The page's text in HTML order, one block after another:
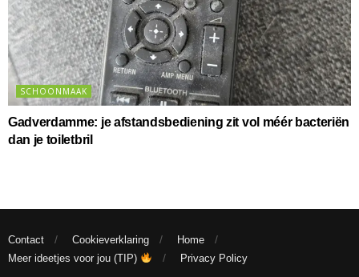
SCHOONMAAK
Gadverdamme: je afstandsbediening zit vol méér bacteriën
dan je toiletbril
Contact Cookieverklaring
Home
Meer ideetjes voor jou (TIP)
Privacy Policy